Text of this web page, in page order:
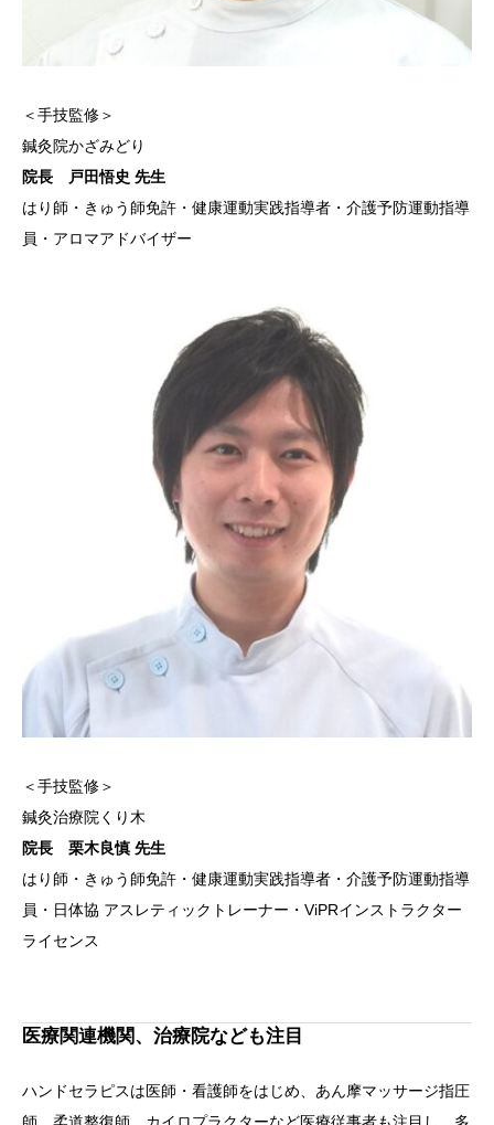
＜手技監修＞
鍼灸院かざみどり
院長 戸田悟史 先生
はり師・きゅう師免許・健康運動実践指導者・介護予防運動指導
員・アロマアドバイザー
＜手技監修＞
鍼灸治療院くり木
院長 栗木良慎 先生
はり師・きゅう師免許・健康運動実践指導者・介護予防運動指導
員・日体協 アスレティックトレーナー・ViPRインストラクター
ライセンス
医療関連機関、治療院なども注目
ハンドセラピスは医師・看護師をはじめ、あん摩マッサージ指圧